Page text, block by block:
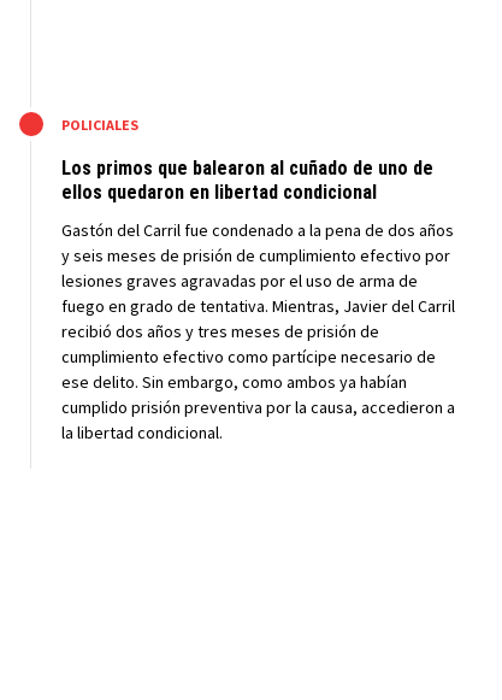
POLICIALES
Los primos que balearon al cuñado de uno de
ellos quedaron en libertad condicional
Gastón del Carril fue condenado a la pena de dos años
y seis meses de prisión de cumplimiento efectivo por
lesiones graves agravadas por el uso de arma de
fuego en grado de tentativa. Mientras, Javier del Carril
recibió dos años y tres meses de prisión de
cumplimiento efectivo como partícipe necesario de
ese delito. Sin embargo, como ambos ya habían
cumplido prisión preventiva por la causa, accedieron a
la libertad condicional.